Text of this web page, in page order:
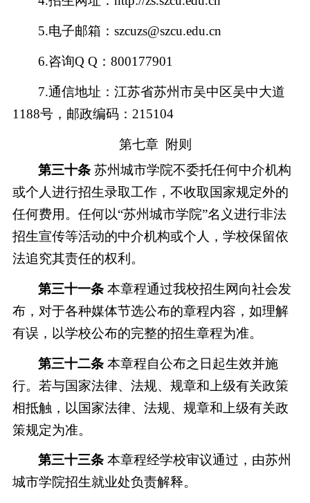
5.电子邮箱：szcuzs@szcu.edu.cn
6.咨询Q Q：800177901
7.通信地址：江苏省苏州市吴中区吴中大道
1188号，邮政编码：215104
第七章 附则
第三十条 苏州城市学院不委托任何中介机构
或个人进行招生录取工作，不收取国家规定外的
任何费用。任何以“苏州城市学院”名义进行非法
招生宣传等活动的中介机构或个人，学校保留依
法追究其责任的权利。
第三十一条 本章程通过我校招生网向社会发
布，对于各种媒体节选公布的章程内容，如理解
有误，以学校公布的完整的招生章程为准。
第三十二条 本章程自公布之日起生效并施
行。若与国家法律、法规、规章和上级有关政策
相抵触，以国家法律、法规、规章和上级有关政
策规定为准。
第三十三条 本章程经学校审议通过，由苏州
城市学院招生就业处负责解释。